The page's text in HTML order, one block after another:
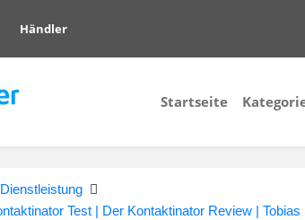
Händler
Startseite
Dienstleistung
Test | Der Kontaktinator Review |